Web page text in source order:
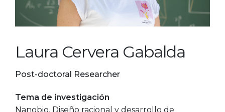
Laura Cervera Gabalda
Post-doctoral Researcher
Tema de investigación
Nanobio. Diseño racional y desarrollo de